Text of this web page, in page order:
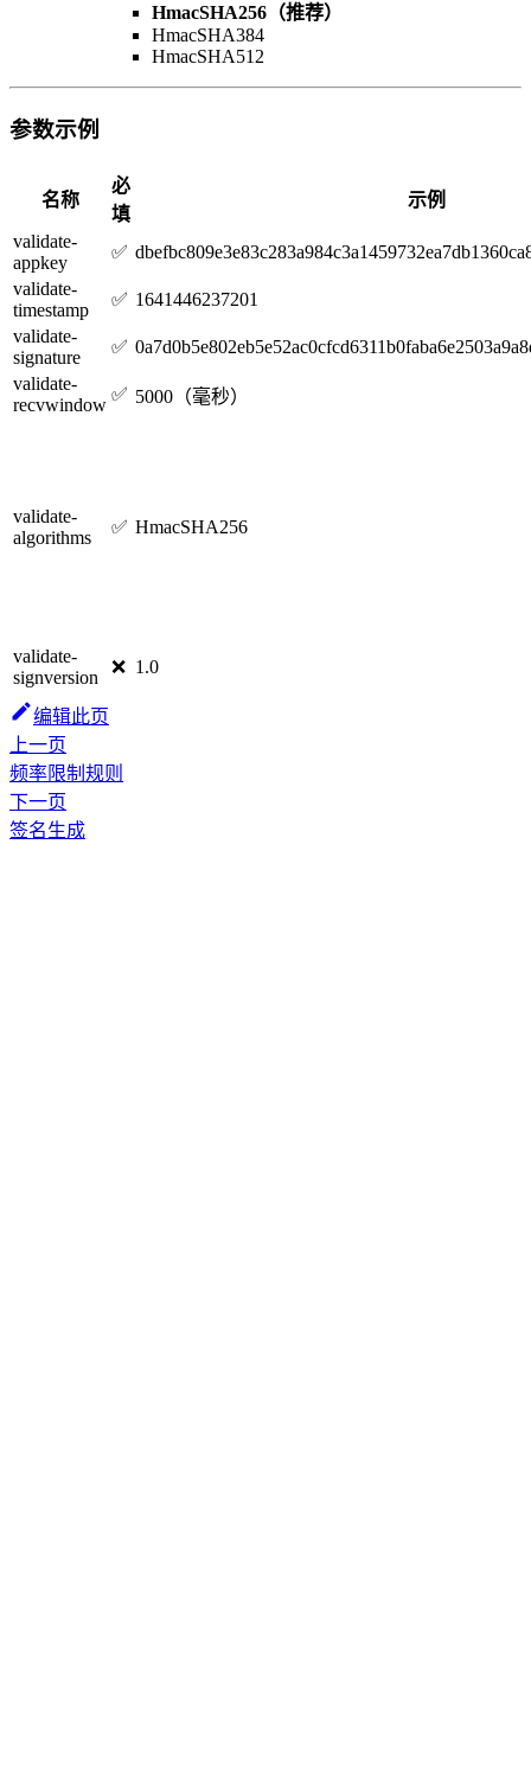
HmacSHA256（推荐）
HmacSHA384
HmacSHA512
参数示例
名称
必
填
示例
validate-
appkey
✅
validate-
timestamp
✅ 1641446237201
validate-
signature
✅
validate-
recvwindow
✅ 5000（毫秒）
validate-
algorithms
✅ HmacSHA256
validate-
signversion
❌ 1.0
编辑此页
上一页
频率限制规则
下一页
签名生成